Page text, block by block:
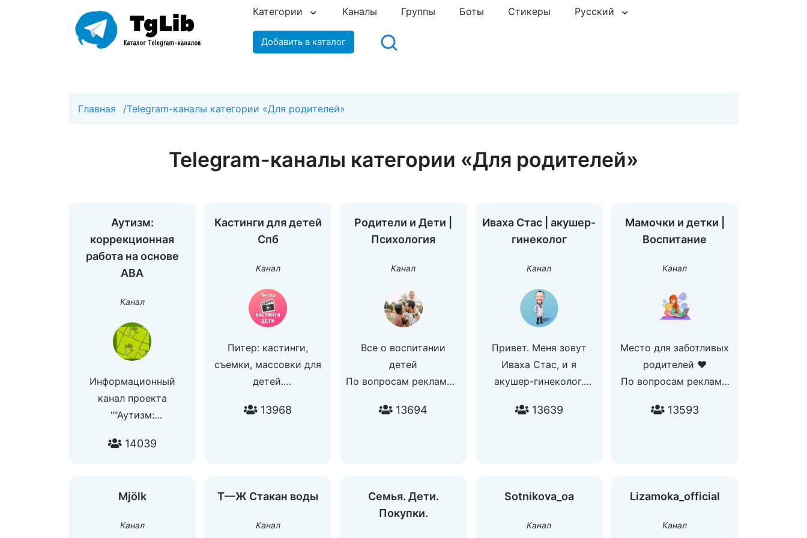
Категории Каналы Группы Боты Стикеры Русский
Добавить в каталог
Главная /Telegram-каналы категории «Для родителей»
Telegram-каналы категории «Для родителей»
Аутизм:
коррекционная
работа на основе
АВА
Канал
Информационный
канал проекта
""Аутизм:
работа"". Мероприятия,
14039
Кастинги для детей
Спб
Канал
Питер: кастинги,
съемки, массовки для
детей.
@tg_rina
13968
Родители и Дети |
Психология
Канал
Все о воспитании
детей
По вопросам рекламы -
13694
Иваха Стас | акушер-
гинеколог
Канал
Привет. Меня зовут
Иваха Стас, и я
акушер-гинеколог.
этом ТГ-канале я
клинические случаи,
места событий, видео
13639
Мамочки и детки |
Воспитание
Канал
Место для заботливых
родителей ❤️
По вопросам рекламы
13593
Mjölk
Канал
Т—Ж Стакан воды
Канал
Семья. Дети.
Покупки.
Sotnikova_oa
Канал
Lizamoka_official
Канал